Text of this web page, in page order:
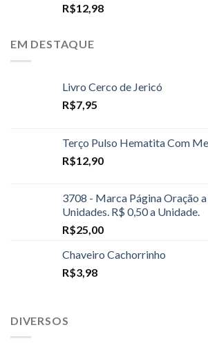
R$12,98
EM DESTAQUE
Livro Cerco de Jericó
R$7,95
Terço Pulso Hematita Com
R$12,90
3708 - Marca Página Oração
Unidades. R$ 0,50 a Unidade.
R$25,00
Chaveiro Cachorrinho
R$3,98
DIVERSOS